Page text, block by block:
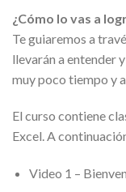
¿Cómo lo vas a
Te guiaremos a
llevarán a entender
muy poco tiempo y
El curso contiene
Excel. A
Video 1 –